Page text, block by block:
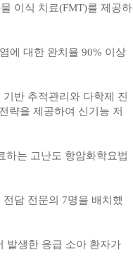
이식 치료(FMT)를 제공하
에 대한 완치율 90% 이상
반 추적관리와 다학제 진
략을 제공하여 신기능 저
하는 고난도 항암화학요법
담 전문의 7명을 배치했
발생한 응급 소아 환자가